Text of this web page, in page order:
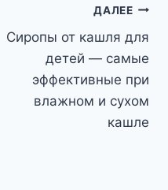
ДАЛЕЕ
Сиропы от кашля для
детей — самые
эффективные при
влажном и сухом
кашле